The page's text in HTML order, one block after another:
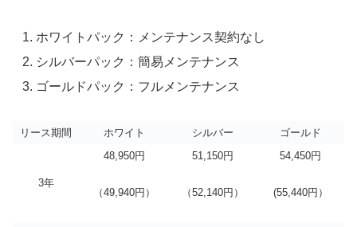
ホワイトパック：メンテナンス契約なし
シルバーパック：簡易メンテナンス
ゴールドパック：フルメンテナンス
リース期間 ホワイト シルバー ゴールド
3年
48,950円
（49,940円）
51,150円
（52,140円）
54,450円
(55,440円）